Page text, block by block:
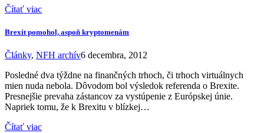
Čítať viac
Brexit pomohol, aspoň kryptomenám
Články, NFH archív6 decembra, 2012
Posledné dva týždne na finančných trhoch, či trhoch virtuálnych
mien nuda nebola. Dôvodom bol výsledok referenda o Brexite.
Presnejšie prevaha zástancov za vystúpenie z Európskej únie.
Napriek tomu, že k Brexitu v blízkej…
Čítať viac